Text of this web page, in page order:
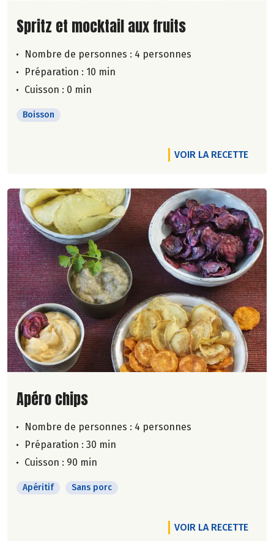
Lire la suite de la recette
Spritz et mocktail aux fruits
Nombre de personnes : 4 personnes
Préparation : 10 min
Cuisson : 0 min
Boisson
VOIR LA RECETTE
Lire la suite de la recette
Apéro chips
Nombre de personnes : 4 personnes
Préparation : 30 min
Cuisson : 90 min
Apéritif Sans porc
VOIR LA RECETTE